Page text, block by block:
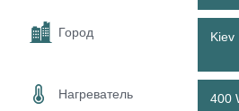
Город Kiev
Нагреватель